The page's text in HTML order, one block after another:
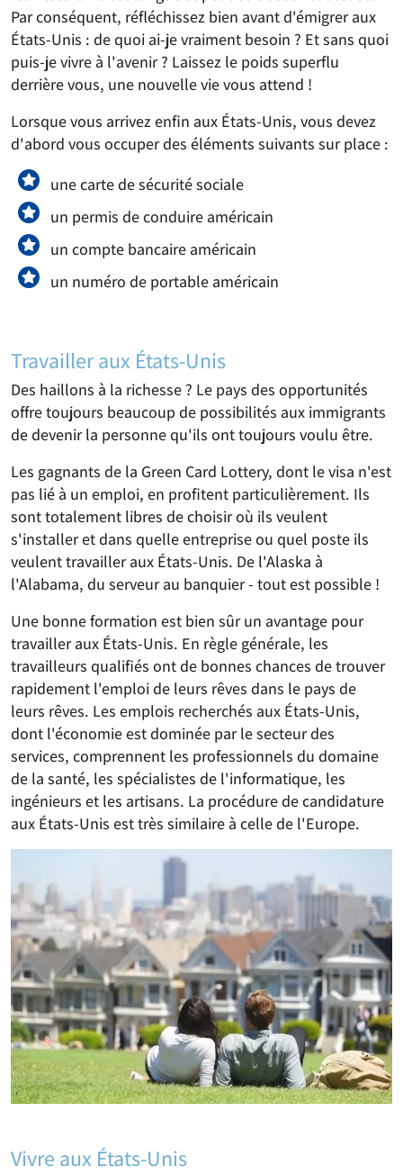
Par conséquent, réfléchissez bien avant d'émigrer aux
États-Unis : de quoi ai-je vraiment besoin ? Et sans quoi
puis-je vivre à l'avenir ? Laissez le poids superflu
derrière vous, une nouvelle vie vous attend !
Lorsque vous arrivez enfin aux États-Unis, vous devez
d'abord vous occuper des éléments suivants sur place :
une carte de sécurité sociale
un permis de conduire américain
un compte bancaire américain
un numéro de portable américain
Travailler aux États-Unis
Des haillons à la richesse ? Le pays des opportunités
offre toujours beaucoup de possibilités aux immigrants
de devenir la personne qu'ils ont toujours voulu être.
Les gagnants de la Green Card Lottery, dont le visa n'est
pas lié à un emploi, en profitent particulièrement. Ils
sont totalement libres de choisir où ils veulent
s'installer et dans quelle entreprise ou quel poste ils
veulent travailler aux États-Unis. De l'Alaska à
l'Alabama, du serveur au banquier - tout est possible !
Une bonne formation est bien sûr un avantage pour
travailler aux États-Unis. En règle générale, les
travailleurs qualifiés ont de bonnes chances de trouver
rapidement l'emploi de leurs rêves dans le pays de
leurs rêves. Les emplois recherchés aux États-Unis,
dont l'économie est dominée par le secteur des
services, comprennent les professionnels du domaine
de la santé, les spécialistes de l'informatique, les
ingénieurs et les artisans. La procédure de candidature
aux États-Unis est très similaire à celle de l'Europe.
Vivre aux États-Unis